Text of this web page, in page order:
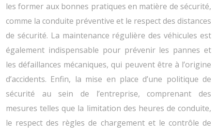
les former aux bonnes pratiques en matière de sécurité,
comme la conduite préventive et le respect des distances
de sécurité. La maintenance régulière des véhicules est
également indispensable pour prévenir les pannes et
les défaillances mécaniques, qui peuvent être à l’origine
d’accidents. Enfin, la mise en place d’une politique de
sécurité au sein de l’entreprise, comprenant des
mesures telles que la limitation des heures de conduite,
le respect des règles de chargement et le contrôle de